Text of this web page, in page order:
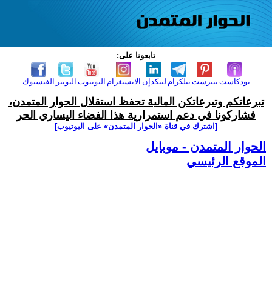
تابعونا على:
الفيسبوك التويتر اليوتيوب الانستغرام لينكدإن تيلكرامبنترست بودكاست
تبرعاتكم وتبرعاتكن المالية تحفظ استقلال الحوار المتمدن،
فشاركونا في دعم استمرارية هذا الفضاء اليساري الحر
[اشترك في قناة ‫«الحوار المتمدن» على اليوتيوب]
الحوار المتمدن - موبايل
الموقع الرئيسي